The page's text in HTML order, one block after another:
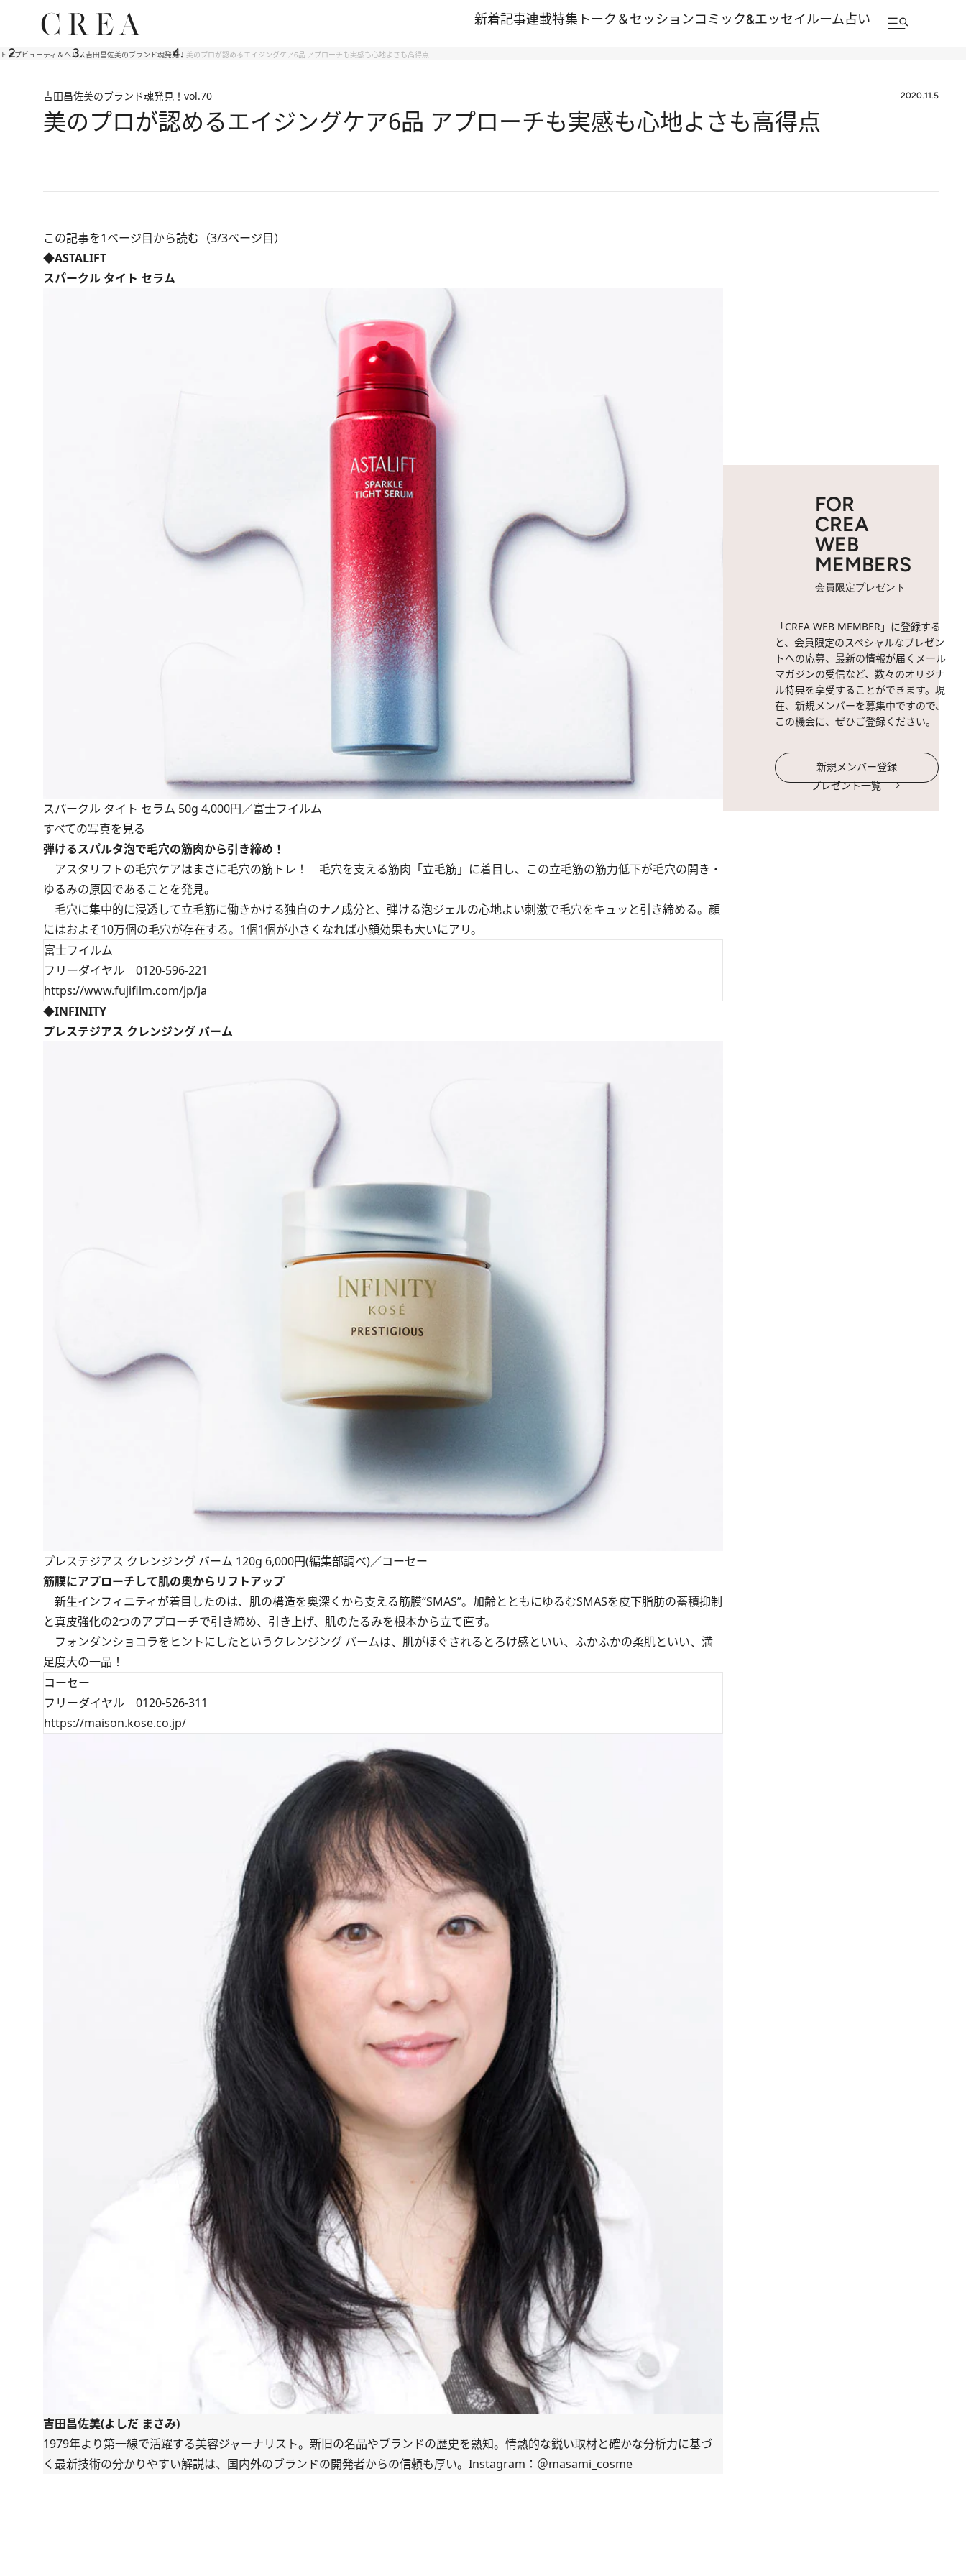
新着記事連載特集 トーク＆セッションコミック&エッセイルーム占い
トップビューティ＆ヘルス吉田昌佐美のブランド魂発見！ 美のプロが認めるエイジングケア6品 アプローチも実感も心地よさも高得点
吉田昌佐美のブランド魂発見！ vol.70 2020.11.5
美のプロが認めるエイジングケア6品 アプローチも実感も心地よさも高得点
この記事を1ページ目から読む（3/3ページ目）
◆ASTALIFT
スパークル タイト セラム
スパークル タイト セラム 50g 4,000円／富士フイルム
すべての写真を見る
弾けるスパルタ泡で毛穴の筋肉から引き締め！
アスタリフトの毛穴ケアはまさに毛穴の筋トレ！ 毛穴を支える筋肉「立毛筋」に着目し、この立毛筋の筋力低下が毛穴の開き・
ゆるみの原因であることを発見。
毛穴に集中的に浸透して立毛筋に働きかける独自のナノ成分と、弾ける泡ジェルの心地よい刺激で毛穴をキュッと引き締める。顔
にはおよそ10万個の毛穴が存在する。1個1個が小さくなれば小顔効果も大いにアリ。
富士フイルム
フリーダイヤル 0120-596-221
https://www.fujifilm.com/jp/ja
◆INFINITY
プレステジアス クレンジング バーム
プレステジアス クレンジング バーム 120g 6,000円(編集部調べ)／コーセー
筋膜にアプローチして肌の奥からリフトアップ
新生インフィニティが着目したのは、肌の構造を奥深くから支える筋膜“SMAS”。加齢とともにゆるむSMASを皮下脂肪の蓄積抑制
と真皮強化の2つのアプローチで引き締め、引き上げ、肌のたるみを根本から立て直す。
フォンダンショコラをヒントにしたというクレンジング バームは、肌がほぐされるとろけ感といい、ふかふかの柔肌といい、満
足度大の一品！
コーセー
フリーダイヤル 0120-526-311
https://maison.kose.co.jp/
吉田昌佐美(よしだ まさみ)
1979年より第一線で活躍する美容ジャーナリスト。新旧の名品やブランドの歴史を熟知。情熱的な鋭い取材と確かな分析力に基づ
く最新技術の分かりやすい解説は、国内外のブランドの開発者からの信頼も厚い。Instagram： ＠masami_cosme
FOR
CREA
WEB
MEMBERS
会員限定プレゼント
「CREA WEB MEMBER」に登録する
と、会員限定のスペシャルなプレゼン
トへの応募、最新の情報が届くメール
マガジンの受信など、数々のオリジナ
ル特典を享受することができます。現
在、新規メンバーを募集中ですので、
この機会に、ぜひご登録ください。
新規メンバー登録
プレゼント一覧